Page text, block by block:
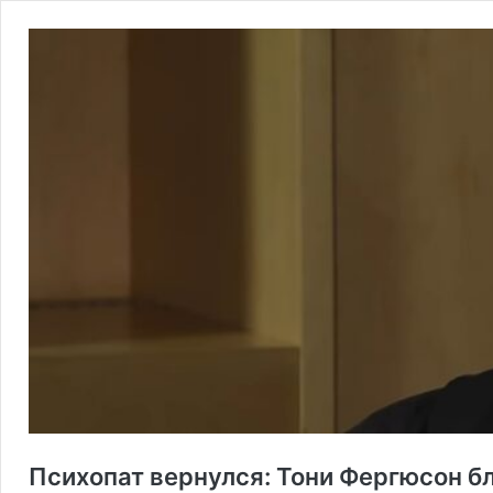
Психопат вернулся: Тони Фергюсон